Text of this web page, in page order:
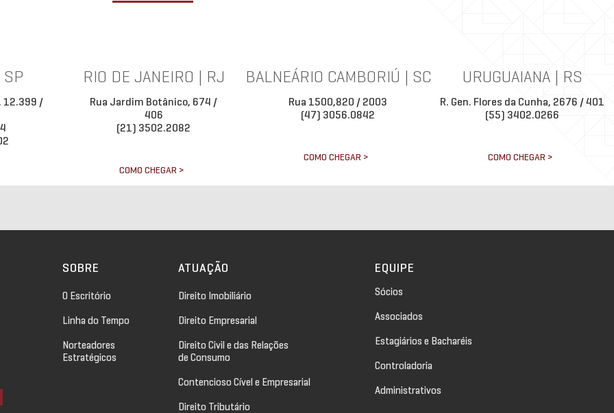
SP
12.399 /
RIO DE JANEIRO | RJ
Rua Jardim Botânico, 674 /
406
(21) 3502.2082
COMO CHEGAR >
BALNEÁRIO CAMBORIÚ | SC
Rua 1500,820 / 2003
(47) 3056.0842
COMO CHEGAR >
URUGUAIANA | RS
R. Gen. Flores da Cunha, 2676 / 401
(55) 3402.0266
COMO CHEGAR >
SOBRE
O Escritório
Linha do Tempo
Norteadores
Estratégicos
ATUAÇÃO
Direito Imobiliário
Direito Empresarial
Direito Civil e das Relações
de Consumo
Contencioso Cível e Empresarial
Direito Tributário
EQUIPE
Sócios
Associados
Estagiários e Bacharéis
Controladoria
Administrativos